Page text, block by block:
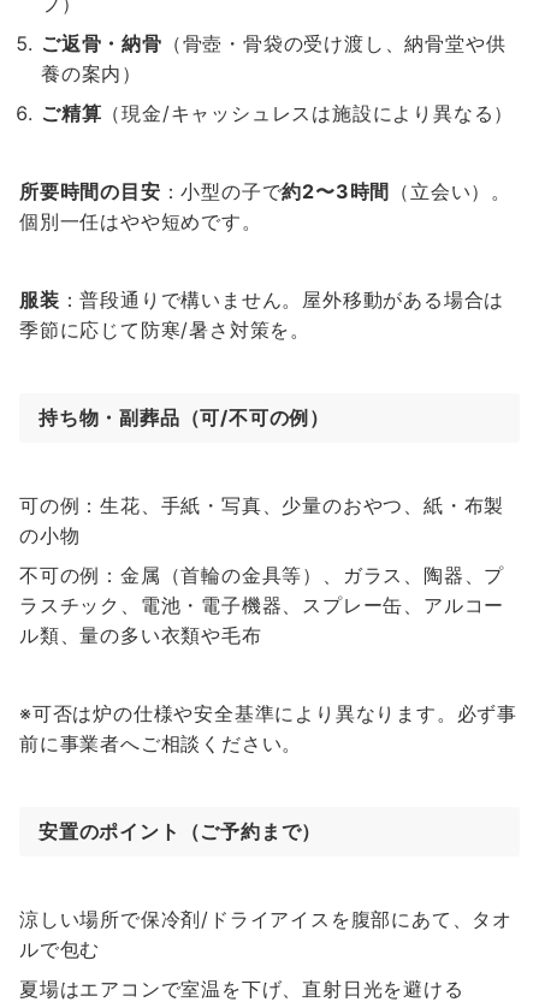
ご返骨・納骨 （骨壺・骨袋の受け渡し、納骨堂や供
養の案内）
ご精算 （現金/キャッシュレスは施設により異なる）
所要時間の目安 ：小型の子で約2〜3時間 （立会い）。
個別一任はやや短めです。
服装 ：普段通りで構いません。屋外移動がある場合は
季節に応じて防寒/暑さ対策を。
持ち物・副葬品（可/不可の例）
可の例：生花、手紙・写真、少量のおやつ、紙・布製
の小物
不可の例：金属（首輪の金具等）、ガラス、陶器、プ
ラスチック、電池・電子機器、スプレー缶、アルコー
ル類、量の多い衣類や毛布
※可否は炉の仕様や安全基準により異なります。必ず事
前に事業者へご相談ください。
安置のポイント（ご予約まで）
涼しい場所で保冷剤/ドライアイスを腹部にあて、タオ
ルで包む
夏場はエアコンで室温を下げ、直射日光を避ける